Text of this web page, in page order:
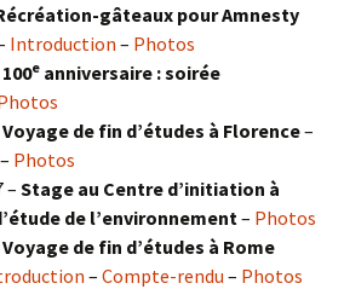
gâteaux pour Amnesty
Introduction – Photos
100e anniversaire : soirée
Voyage de fin d’études à Florence–
– Photos
– Stage au Centre d’initiation à
de l’environnement – Photos
Voyage de fin d’études à Rome
– Compte-rendu – Photos